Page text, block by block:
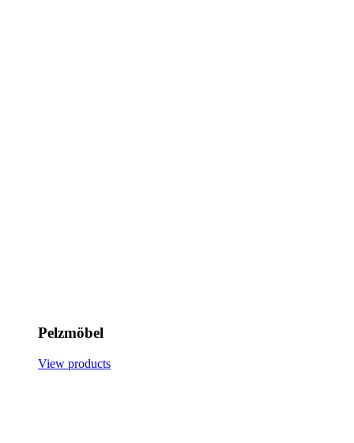
Pelzmöbel
View products